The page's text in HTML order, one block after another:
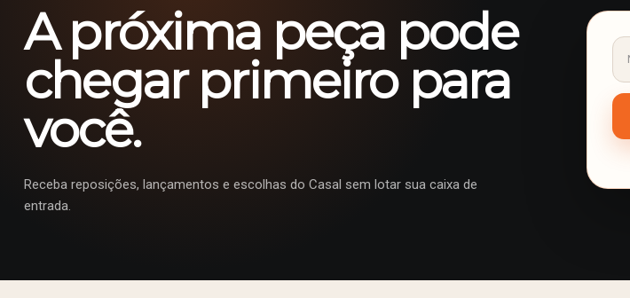
A próxima peça pode
chegar primeiro para
você.
Receba reposições, lançamentos e escolhas do Casal sem lotar sua caixa de
entrada.